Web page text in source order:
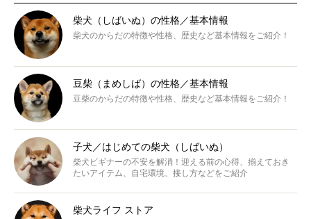
柴犬（しばいぬ）の性格／基本情報
柴犬のからだの特徴や性格、歴史など基本情報をご紹介！
豆柴（まめしば）の性格／基本情報
豆柴のからだの特徴や性格、歴史など基本情報をご紹介！
子犬／はじめての柴犬（しばいぬ）
柴犬ビギナーの不安を解消！迎える前の心得、揃えておき
たいアイテム、自宅環境、接し方などをご紹介
柴犬ライフ ストア